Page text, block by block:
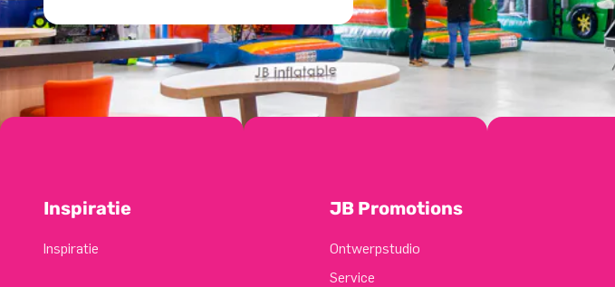
Inspiratie
Inspiratie
JB Promotions
Ontwerpstudio
Service